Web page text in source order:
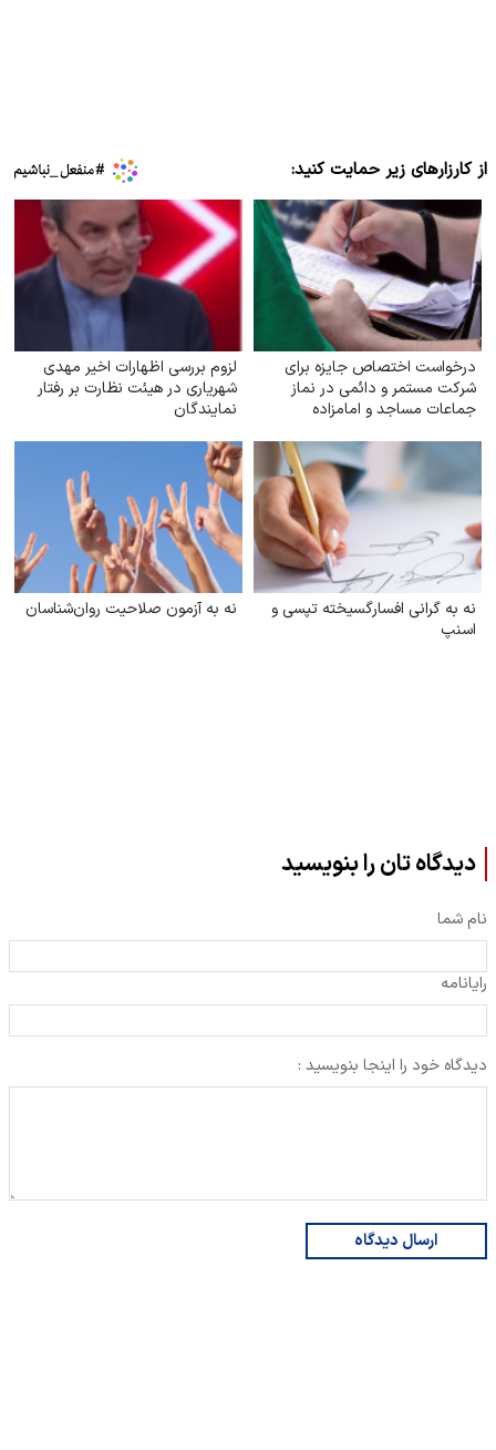
از کارزارهای زیر حمایت کنید:
درخواست اختصاص جایزه برای
شرکت مستمر و دائمی در نماز
جماعات مساجد و امامزاده
لزوم بررسی اظهارات اخیر مهدی
شهریاری در هیئت نظارت بر رفتار
نمایندگان
نه به گرانی افسارگسیخته تپسی و
اسنپ
نه به آزمون صلاحیت روان‌شناسان
دیدگاه تان را بنویسید
نام شما
رایانامه
دیدگاه خود را اینجا بنویسید :
ارسال دیدگاه